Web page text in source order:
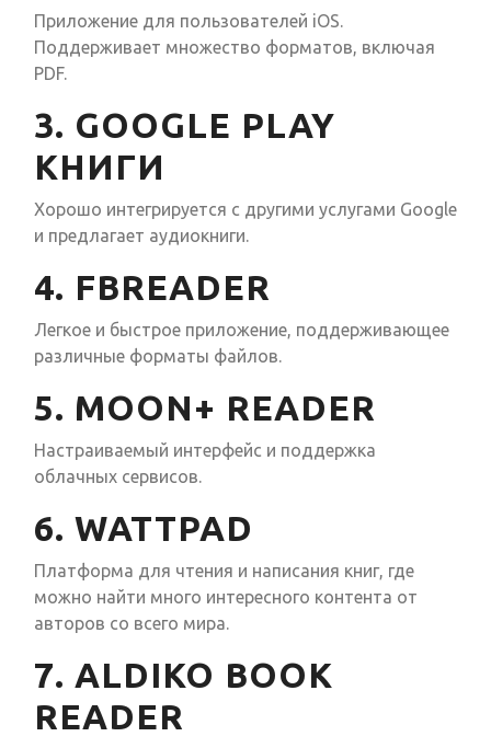
Приложение для пользователей iOS.
Поддерживает множество форматов, включая
PDF.
3. GOOGLE PLAY
КНИГИ
Хорошо интегрируется с другими услугами Google
и предлагает аудиокниги.
4. FBREADER
Легкое и быстрое приложение, поддерживающее
различные форматы файлов.
5. MOON+ READER
Настраиваемый интерфейс и поддержка
облачных сервисов.
6. WATTPAD
Платформа для чтения и написания книг, где
можно найти много интересного контента от
авторов со всего мира.
7. ALDIKO BOOK
READER